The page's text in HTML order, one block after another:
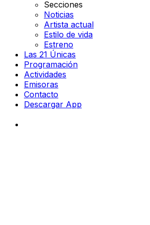
Secciones
Noticias
Artista actual
Estilo de vida
Estreno
Las 21 Únicas
Programación
Actividades
Emisoras
Contacto
Descargar App